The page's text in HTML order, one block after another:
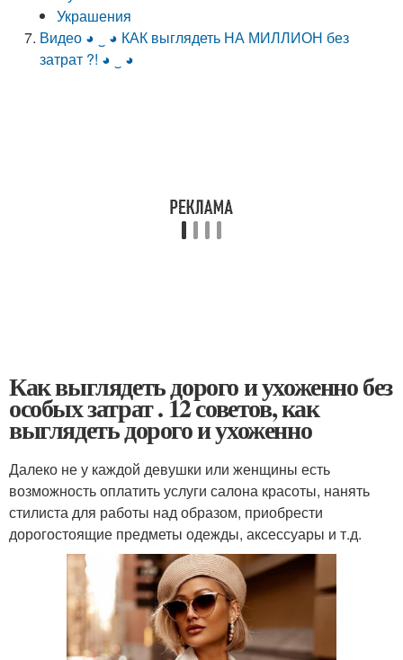
Украшения
Видео ◕ ‿ ◕ КАК выглядеть НА МИЛЛИОН без
затрат ?! ◕ ‿ ◕
Как выглядеть дорого и ухоженно без
особых затрат . 12 советов, как
выглядеть дорого и ухоженно
Далеко не у каждой девушки или женщины есть
возможность оплатить услуги салона красоты, нанять
стилиста для работы над образом, приобрести
дорогостоящие предметы одежды, аксессуары и т.д.